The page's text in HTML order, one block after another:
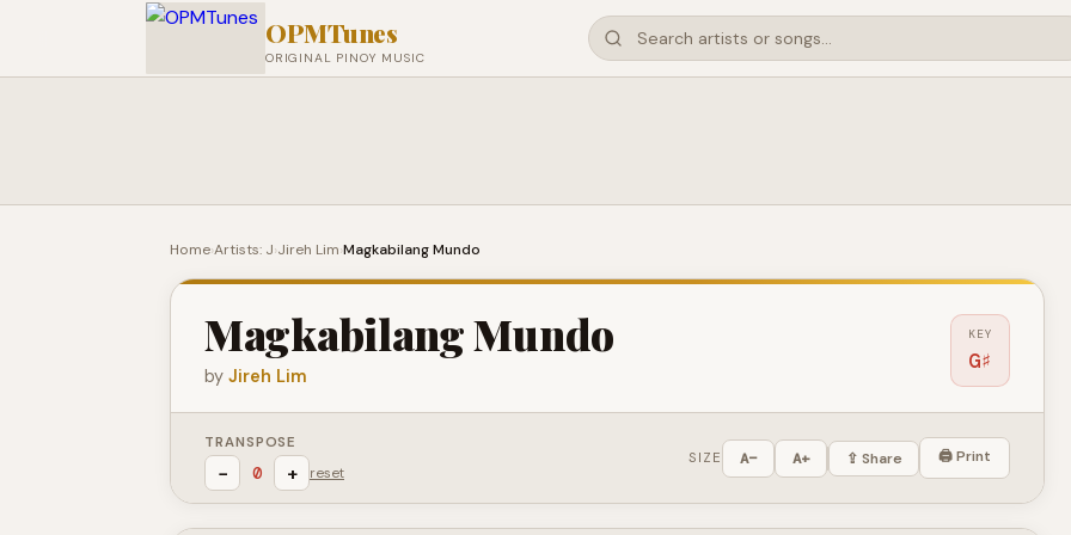
OPMTunes
ORIGINAL PINOY MUSIC
Home›Artists: J›Jireh Lim›Magkabilang Mundo
Magkabilang Mundo
by Jireh Lim
KEY
G♯
TRANSPOSE
− 0 + reset
SIZE A− A+ ⇪ Share 🖨 Print